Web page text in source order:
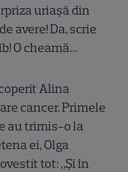
uriașă din
avere! Da, scrie
O cheamă…
Alina
cancer. Primele
au trimis-o la
ei, Olga
tot: „Și în